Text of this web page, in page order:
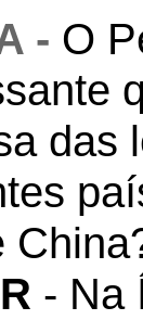
- O
das
- Na